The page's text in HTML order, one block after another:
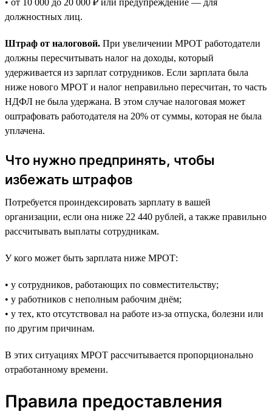
должностных лиц.
Штраф от налоговой. При увеличении МРОТ работодатели
должны пересчитывать налог на доходы, который
удерживается из зарплат сотрудников. Если зарплата была
ниже нового МРОТ и налог неправильно пересчитан, то часть
НДФЛ не была удержана. В этом случае налоговая может
оштрафовать работодателя на 20% от суммы, которая не была
уплачена.
Что нужно предпринять, чтобы
избежать штрафов
Потребуется проиндексировать зарплату в вашей
организации, если она ниже 22 440 рублей, а также правильно
рассчитывать выплаты сотрудникам.
У кого может быть зарплата ниже МРОТ:
• у сотрудников, работающих по совместительству;
• у работников с неполным рабочим днём;
• у тех, кто отсутствовал на работе из-за отпуска, болезни или
по другим причинам.
В этих ситуациях МРОТ рассчитывается пропорционально
отработанному времени.
Правила предоставления